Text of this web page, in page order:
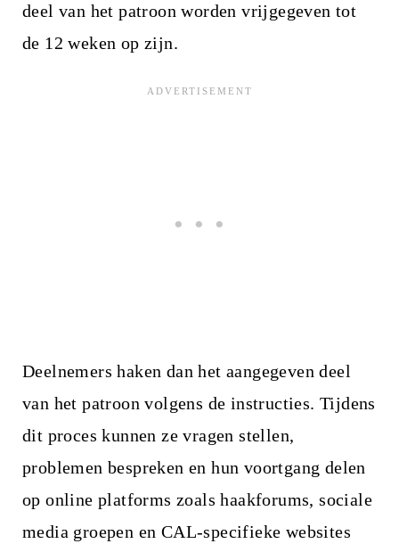
deel van het patroon worden vrijgegeven tot
de 12 weken op zijn.
Deelnemers haken dan het aangegeven deel
van het patroon volgens de instructies. Tijdens
dit proces kunnen ze vragen stellen,
problemen bespreken en hun voortgang delen
op online platforms zoals haakforums, sociale
media groepen en CAL-specifieke websites